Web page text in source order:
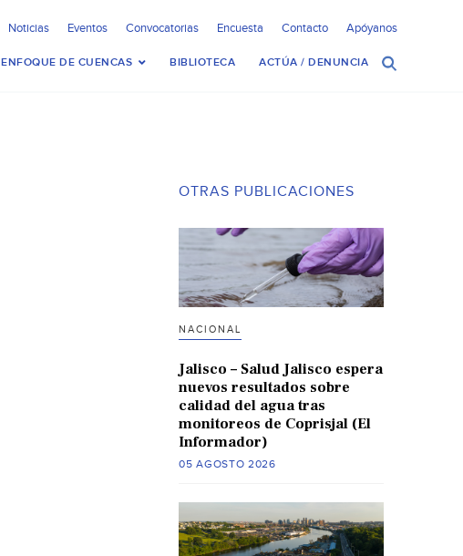
Noticias Eventos Convocatorias Encuesta Contacto Apóyanos
ENFOQUE DE CUENCAS BIBLIOTECA ACTÚA / DENUNCIA
OTRAS PUBLICACIONES
NACIONAL
Jalisco – Salud Jalisco espera
nuevos resultados sobre
calidad del agua tras
monitoreos de Coprisjal (El
Informador)
05 AGOSTO 2026